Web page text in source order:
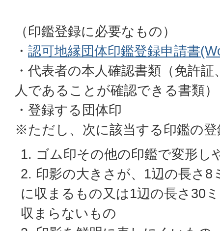
（印鑑登録に必要なもの）
・ 認可地縁団体印鑑登録申請書
・代表者の本人確認書類（免許
人であることが確認できる書類）
・登録する団体印
※ただし、次に該当する印鑑の
ゴム印その他の印鑑で変形し
印影の大きさが、1辺の長さ8
に収まるもの又は1辺の長さ30
収まらないもの